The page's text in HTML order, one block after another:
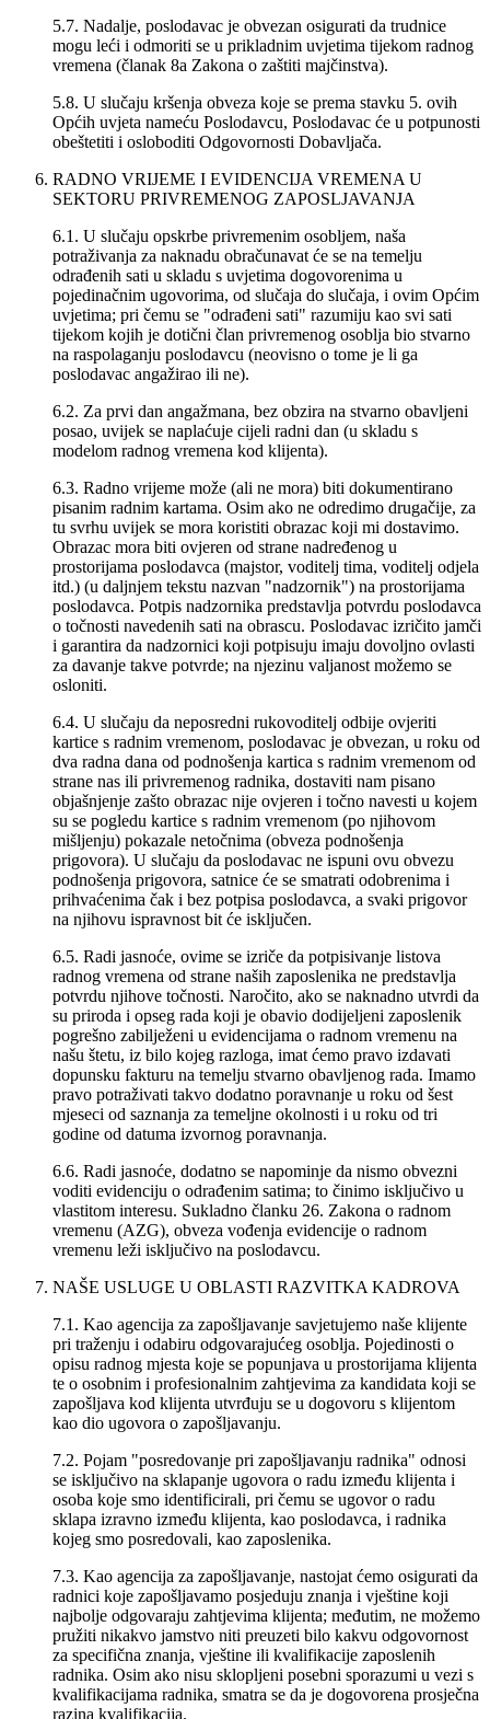
5.7. Nadalje, poslodavac je obvezan osigurati da trudnice
mogu leći i odmoriti se u prikladnim uvjetima tijekom radnog
vremena (članak 8a Zakona o zaštiti majčinstva).
5.8. U slučaju kršenja obveza koje se prema stavku 5. ovih
Općih uvjeta nameću Poslodavcu, Poslodavac će u potpunosti
obeštetiti i osloboditi Odgovornosti Dobavljača.
RADNO VRIJEME I EVIDENCIJA VREMENA U
SEKTORU PRIVREMENOG ZAPOSLJAVANJA
6.1. U slučaju opskrbe privremenim osobljem, naša
potraživanja za naknadu obračunavat će se na temelju
odrađenih sati u skladu s uvjetima dogovorenima u
pojedinačnim ugovorima, od slučaja do slučaja, i ovim Općim
uvjetima; pri čemu se "odrađeni sati" razumiju kao svi sati
tijekom kojih je dotični član privremenog osoblja bio stvarno
na raspolaganju poslodavcu (neovisno o tome je li ga
poslodavac angažirao ili ne).
6.2. Za prvi dan angažmana, bez obzira na stvarno obavljeni
posao, uvijek se naplaćuje cijeli radni dan (u skladu s
modelom radnog vremena kod klijenta).
6.3. Radno vrijeme može (ali ne mora) biti dokumentirano
pisanim radnim kartama. Osim ako ne odredimo drugačije, za
tu svrhu uvijek se mora koristiti obrazac koji mi dostavimo.
Obrazac mora biti ovjeren od strane nadređenog u
prostorijama poslodavca (majstor, voditelj tima, voditelj odjela
itd.) (u daljnjem tekstu nazvan "nadzornik") na prostorijama
poslodavca. Potpis nadzornika predstavlja potvrdu poslodavca
o točnosti navedenih sati na obrascu. Poslodavac izričito jamči
i garantira da nadzornici koji potpisuju imaju dovoljno ovlasti
za davanje takve potvrde; na njezinu valjanost možemo se
osloniti.
6.4. U slučaju da neposredni rukovoditelj odbije ovjeriti
kartice s radnim vremenom, poslodavac je obvezan, u roku od
dva radna dana od podnošenja kartica s radnim vremenom od
strane nas ili privremenog radnika, dostaviti nam pisano
objašnjenje zašto obrazac nije ovjeren i točno navesti u kojem
su se pogledu kartice s radnim vremenom (po njihovom
mišljenju) pokazale netočnima (obveza podnošenja
prigovora). U slučaju da poslodavac ne ispuni ovu obvezu
podnošenja prigovora, satnice će se smatrati odobrenima i
prihvaćenima čak i bez potpisa poslodavca, a svaki prigovor
na njihovu ispravnost bit će isključen.
6.5. Radi jasnoće, ovime se izriče da potpisivanje listova
radnog vremena od strane naših zaposlenika ne predstavlja
potvrdu njihove točnosti. Naročito, ako se naknadno utvrdi da
su priroda i opseg rada koji je obavio dodijeljeni zaposlenik
pogrešno zabilježeni u evidencijama o radnom vremenu na
našu štetu, iz bilo kojeg razloga, imat ćemo pravo izdavati
dopunsku fakturu na temelju stvarno obavljenog rada. Imamo
pravo potraživati takvo dodatno poravnanje u roku od šest
mjeseci od saznanja za temeljne okolnosti i u roku od tri
godine od datuma izvornog poravnanja.
6.6. Radi jasnoće, dodatno se napominje da nismo obvezni
voditi evidenciju o odrađenim satima; to činimo isključivo u
vlastitom interesu. Sukladno članku 26. Zakona o radnom
vremenu (AZG), obveza vođenja evidencije o radnom
vremenu leži isključivo na poslodavcu.
NAŠE USLUGE U OBLASTI RAZVITKA KADROVA
7.1. Kao agencija za zapošljavanje savjetujemo naše klijente
pri traženju i odabiru odgovarajućeg osoblja. Pojedinosti o
opisu radnog mjesta koje se popunjava u prostorijama klijenta
te o osobnim i profesionalnim zahtjevima za kandidata koji se
zapošljava kod klijenta utvrđuju se u dogovoru s klijentom
kao dio ugovora o zapošljavanju.
7.2. Pojam "posredovanje pri zapošljavanju radnika" odnosi
se isključivo na sklapanje ugovora o radu između klijenta i
osoba koje smo identificirali, pri čemu se ugovor o radu
sklapa izravno između klijenta, kao poslodavca, i radnika
kojeg smo posredovali, kao zaposlenika.
7.3. Kao agencija za zapošljavanje, nastojat ćemo osigurati da
radnici koje zapošljavamo posjeduju znanja i vještine koji
najbolje odgovaraju zahtjevima klijenta; međutim, ne možemo
pružiti nikakvo jamstvo niti preuzeti bilo kakvu odgovornost
za specifična znanja, vještine ili kvalifikacije zaposlenih
radnika. Osim ako nisu sklopljeni posebni sporazumi u vezi s
kvalifikacijama radnika, smatra se da je dogovorena prosječna
razina kvalifikacija.